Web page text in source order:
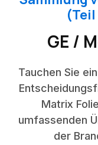
GE /
Tauchen Sie
Matrix
umfassenden
der